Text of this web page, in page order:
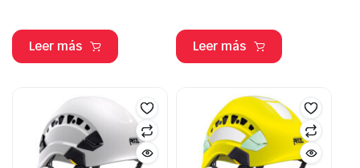
Leer más Leer más